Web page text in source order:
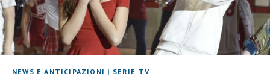
NEWS E ANTICIPAZIONI | SERIE TV